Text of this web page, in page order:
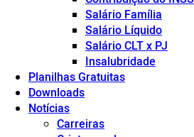
Salário Família
Salário Líquido
Salário CLT x PJ
Insalubridade
Planilhas Gratuitas
Downloads
Notícias
Carreiras